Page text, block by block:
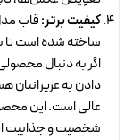
کیفیت برتر:قاب
ساخته شده است تا
اگر به دنبال
دادن به
عالی است. این
شخصیت و جذابیت